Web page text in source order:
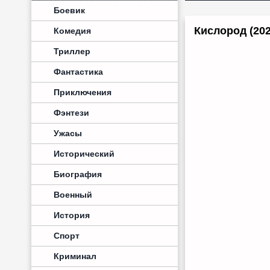
Боевик
Комедия
Триллер
Фантастика
Приключения
Фэнтези
Ужасы
Исторический
Биография
Военный
История
Спорт
Криминал
Кислород